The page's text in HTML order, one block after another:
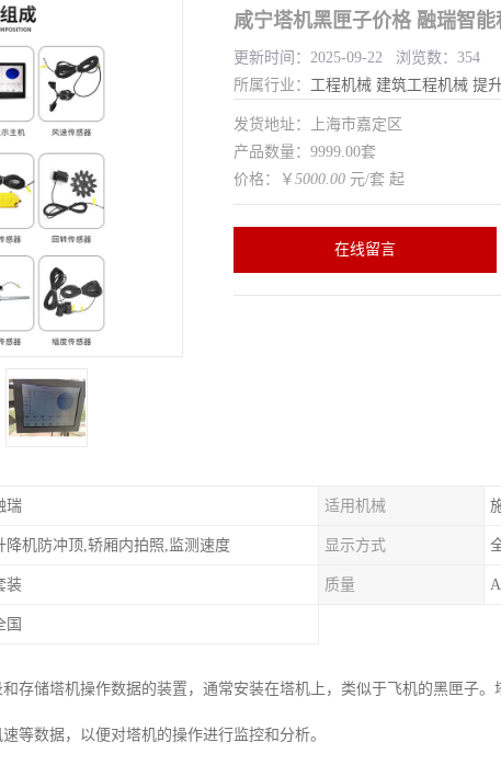
咸宁塔机黑匣子价格 融瑞智
更新时间：2025-09-22 浏览数：354
所属行业： 工程机械 建筑工程机械 提
发货地址：上海市嘉定区
产品数量：9999.00套
价格：￥ 5000.00 元/套 起
在线留言
瑞 适用机械
降机防冲顶,轿厢内拍照,监测速度 显示方式
装 质量
国
存储塔机操作数据的装置，通常安装在塔机上，类似于飞机的黑匣子
等数据，以便对塔机的操作进行监控和分析。